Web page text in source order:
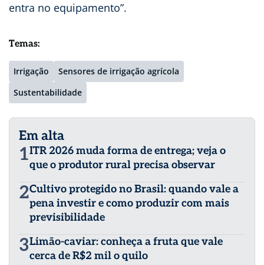
entra no equipamento”.
Temas:
Irrigação
Sensores de irrigação agrícola
Sustentabilidade
Em alta
1ITR 2026 muda forma de entrega; veja o
que o produtor rural precisa observar
2Cultivo protegido no Brasil: quando vale a
pena investir e como produzir com mais
previsibilidade
3Limão-caviar: conheça a fruta que vale
cerca de R$2 mil o quilo